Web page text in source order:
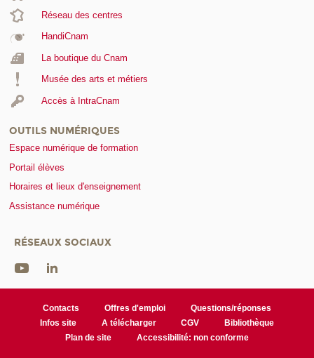
Réseau des centres
HandiCnam
La boutique du Cnam
Musée des arts et métiers
Accès à IntraCnam
OUTILS NUMÉRIQUES
Espace numérique de formation
Portail élèves
Horaires et lieux d'enseignement
Assistance numérique
RÉSEAUX SOCIAUX
Contacts Offres d'emploi
Questions/réponses
Infos site
A télécharger CGV
Bibliothèque
Plan de site
Accessibilité: non conforme